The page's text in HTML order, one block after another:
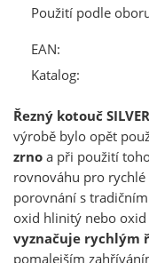
Použití podle
EAN:
Katalog:
Řezný kotouč SILVER
výrobě bylo opět
zrnoa při použití
rovnováhu pro
porovnání s
oxid hlinitý nebo
vyznačuje rychlým
pomalejším